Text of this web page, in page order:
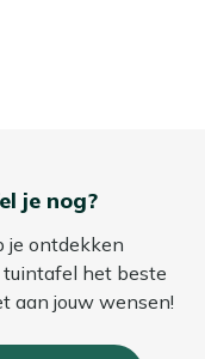
je nog?
je ontdekken
het beste
aan jouw wensen!